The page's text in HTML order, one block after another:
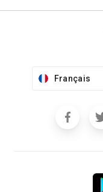
Français